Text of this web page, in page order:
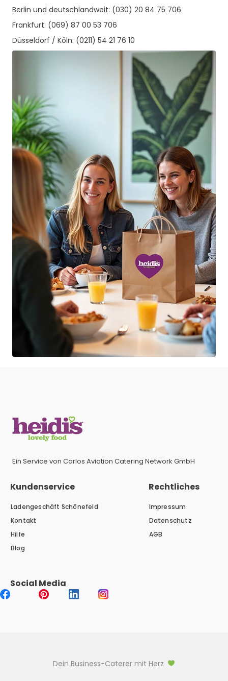
Berlin und deutschlandweit: (030) 20 84 75 706
Frankfurt: (069) 87 00 53 706
Düsseldorf / Köln: (0211) 54 21 76 10
Ein Service von Carlos Aviation Catering Network GmbH
Kundenservice
Ladengeschäft Schönefeld
Kontakt
Hilfe
Blog
Rechtliches
Impressum
Datenschutz
AGB
Social Media
Dein Business-Caterer mit Herz